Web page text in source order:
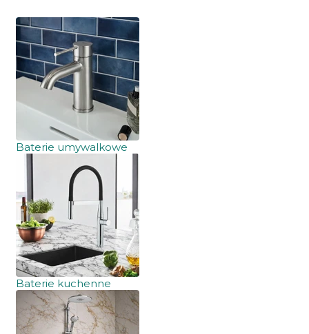
Baterie umywalkowe
Baterie kuchenne